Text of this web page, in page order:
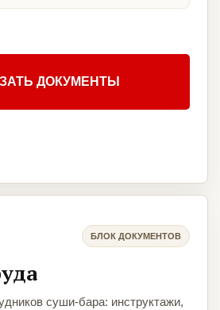
ДОКУМЕНТЫ
БЛОК ДОКУМЕНТОВ
суши-бара: инструктажи,